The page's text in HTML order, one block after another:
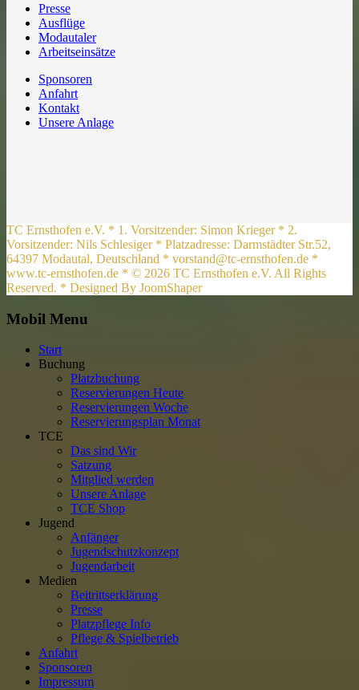
Presse
Ausflüge
Modautaler
Arbeitseinsätze
Sponsoren
Anfahrt
Kontakt
Unsere Anlage
TC Ernsthofen e.V. * 1. Vorsitzender: Simon Krieger * 2.
Vorsitzender: Nils Schlesiger * Platzadresse: Darmstädter Str.52,
64397 Modautal, Deutschland * vorstand@tc-ernsthofen.de *
www.tc-ernsthofen.de * © 2026 TC Ernsthofen e.V. All Rights
Reserved. * Designed By JoomShaper
Mobil Menu
Start
Buchung
Platzbuchung
Reservierungen Heute
Reservierungen Woche
Reservierungsplan Monat
TCE
Das sind Wir
Satzung
Mitglied werden
Unsere Anlage
TCE Shop
Jugend
Anfänger
Jugendschutzkonzept
Jugendarbeit
Medien
Beitrittserklärung
Presse
Platzpflege Info
Pflege & Spielbetrieb
Anfahrt
Sponsoren
Impressum